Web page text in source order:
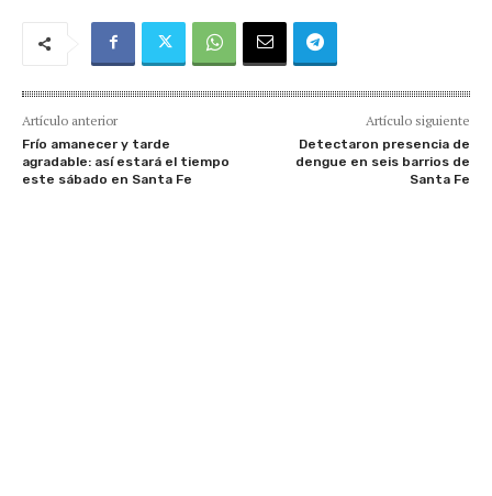
Artículo anterior
Frío amanecer y tarde
agradable: así estará el tiempo
este sábado en Santa Fe
Artículo siguiente
Detectaron presencia de
dengue en seis barrios de
Santa Fe